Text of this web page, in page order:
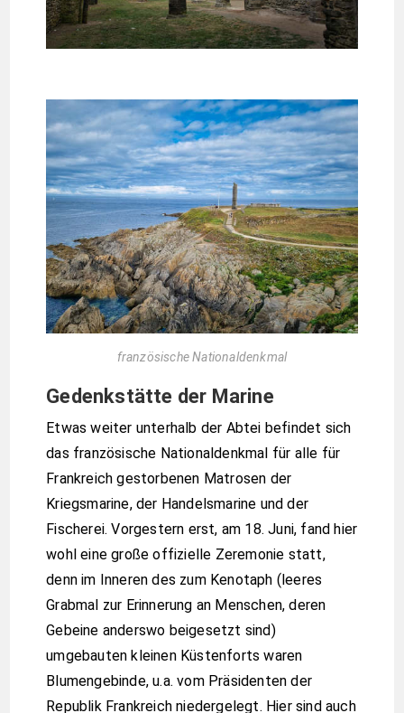
französische Nationaldenkmal
Gedenkstätte der Marine
Etwas weiter unterhalb der Abtei befindet sich
das französische Nationaldenkmal für alle für
Frankreich gestorbenen Matrosen der
Kriegsmarine, der Handelsmarine und der
Fischerei. Vorgestern erst, am 18. Juni, fand hier
wohl eine große offizielle Zeremonie statt,
denn im Inneren des zum Kenotaph (leeres
Grabmal zur Erinnerung an Menschen, deren
Gebeine anderswo beigesetzt sind)
umgebauten kleinen Küstenforts waren
Blumengebinde, u.a. vom Präsidenten der
Republik Frankreich niedergelegt. Hier sind auch